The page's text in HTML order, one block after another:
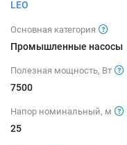
LEO
Основная категория
Промышленные насосы
Полезная мощность, Вт
7500
Напор номинальный, м
25